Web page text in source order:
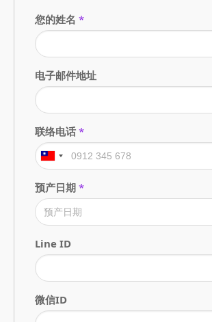
您的姓名 *
电子邮件地址
联络电话 *
预产日期 *
Line ID
微信ID